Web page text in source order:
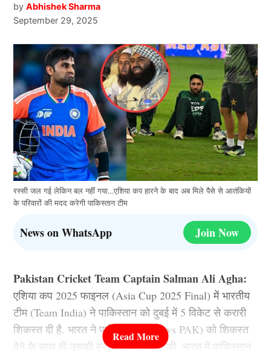
by Abhishek Sharma
September 29, 2025
रस्सी जल गई लेकिन बल नहीं गया…एशिया कप हारने के बाद अब मिले पैसे से आतंकियों
के परिवारों की मदद करेगी पाकिस्तान टीम
News on WhatsApp Join Now
Pakistan Cricket Team Captain Salman Ali Agha:
एशिया कप 2025 फाइनल (Asia Cup 2025 Final) में भारतीय
टीम (Team India) ने पाकिस्तान को दुबई में 5 विकेट से करारी
शिकस्त दी है. भारत ने पाकिस्तान (IND vs PAK) को शिकस्त
देने के साथ ही उसकी हर जगह बेइज्जती की. भारत में पाकिस्तान